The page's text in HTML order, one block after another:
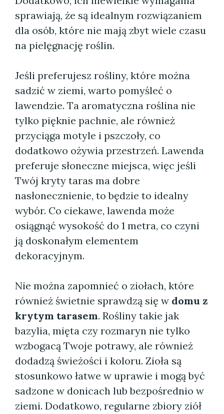
sprawiają, że są idealnym rozwiązaniem
dla osób, które nie mają zbyt wiele czasu
na pielęgnację roślin.
Jeśli preferujesz rośliny, które można
sadzić w ziemi, warto pomyśleć o
lawendzie. Ta aromatyczna roślina nie
tylko pięknie pachnie, ale również
przyciąga motyle i pszczoły, co
dodatkowo ożywia przestrzeń. Lawenda
preferuje słoneczne miejsca, więc jeśli
Twój kryty taras ma dobre
nasłonecznienie, to będzie to idealny
wybór. Co ciekawe, lawenda może
osiągnąć wysokość do 1 metra, co czyni
ją doskonałym elementem
dekoracyjnym.
Nie można zapomnieć o ziołach, które
również świetnie sprawdzą się w domu z
krytym tarasem. Rośliny takie jak
bazylia, mięta czy rozmaryn nie tylko
wzbogacą Twoje potrawy, ale również
dodadzą świeżości i koloru. Zioła są
stosunkowo łatwe w uprawie i mogą być
sadzone w donicach lub bezpośrednio w
ziemi. Dodatkowo, regularne zbiory ziół